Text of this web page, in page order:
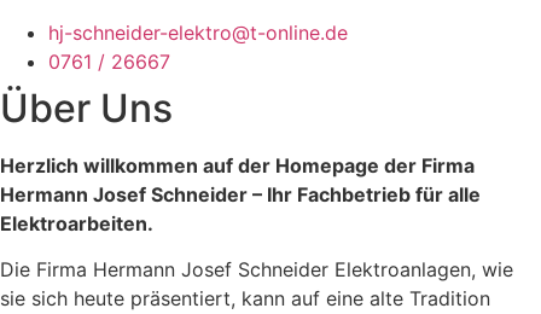
hj-schneider-elektro@t-online.de
0761 / 26667
Über Uns
Herzlich willkommen auf der Homepage der Firma
Hermann Josef Schneider – Ihr Fachbetrieb für alle
Elektroarbeiten.
Die Firma Hermann Josef Schneider Elektroanlagen, wie
sie sich heute präsentiert, kann auf eine alte Tradition